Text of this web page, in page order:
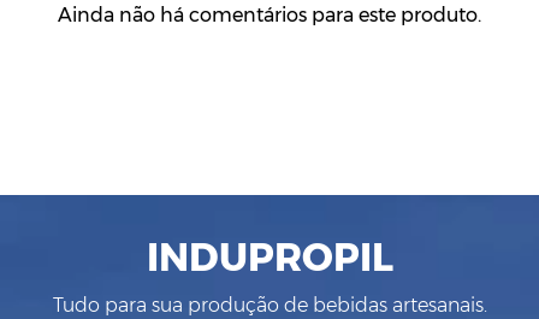
Ainda não há comentários para este produto.
INDUPROPIL
Tudo para sua produção de bebidas artesanais.